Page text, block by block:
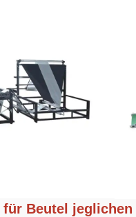
Beutel jeglichen